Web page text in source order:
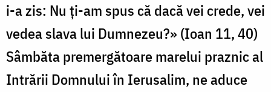
aceasta”
i-a zis: Nu ţi-am spus că dacă vei crede, vei
vedea slava lui Dumnezeu?» (Ioan 11, 40)
Sâmbăta premergătoare marelui praznic al
Intrării Domnului în Ierusalim, ne aduce